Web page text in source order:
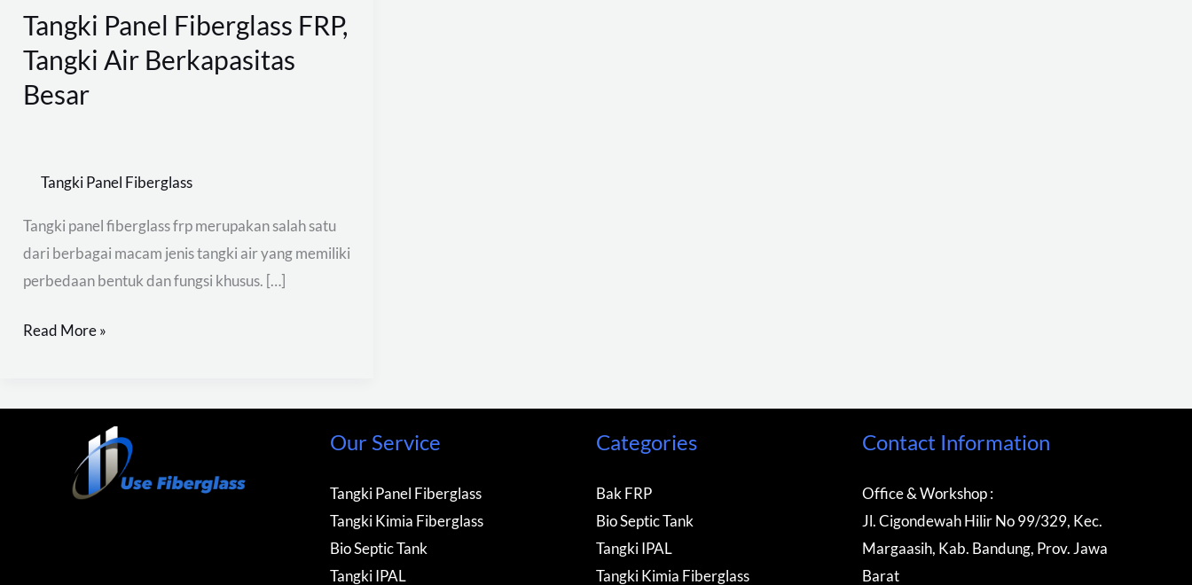
Tangki Panel Fiberglass FRP,
Tangki Air Berkapasitas
Besar
Tangki Panel Fiberglass
Tangki panel fiberglass frp merupakan salah satu
dari berbagai macam jenis tangki air yang memiliki
perbedaan bentuk dan fungsi khusus. […]
Read More »
Our Service
Tangki Panel Fiberglass
Tangki Kimia Fiberglass
Bio Septic Tank
Tangki IPAL
Categories
Bak FRP
Bio Septic Tank
Tangki IPAL
Tangki Kimia Fiberglass
Contact Information
Office & Workshop :
Jl. Cigondewah Hilir No 99/329, Kec.
Margaasih, Kab. Bandung, Prov. Jawa
Barat